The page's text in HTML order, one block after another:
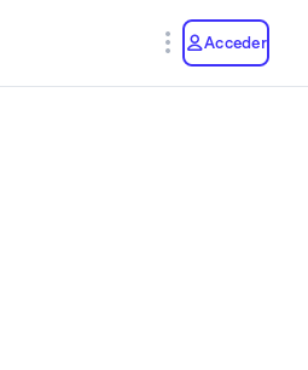
Acceder